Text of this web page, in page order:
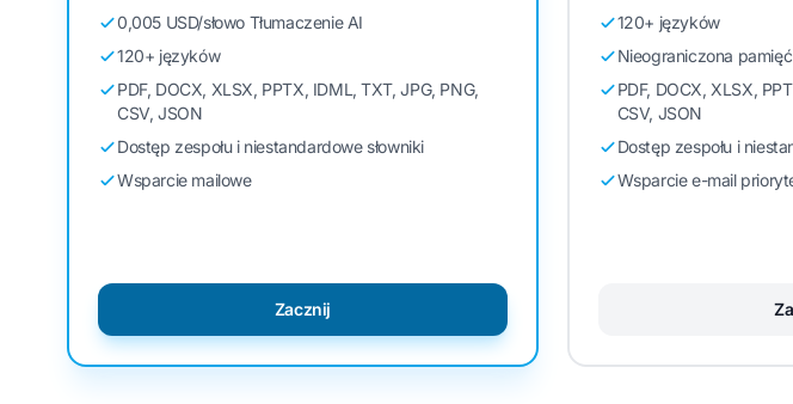
0,005 USD/słowo Tłumaczenie AI
120+ języków
PDF, DOCX, XLSX, PPTX, IDML, TXT, JPG, PNG,
CSV, JSON
Dostęp zespołu i niestandardowe słowniki
Wsparcie mailowe
Zacznij
120+ języków
Nieograniczona
PDF, DOCX, XLSX,
CSV, JSON
Dostęp zespołu i
Wsparcie e-mail